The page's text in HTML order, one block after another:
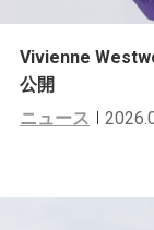
Vivienne
公開
ニュース